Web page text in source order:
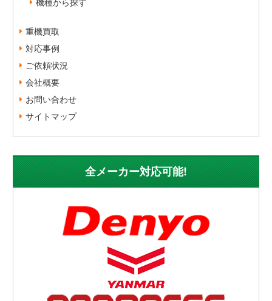
重機買取
対応事例
ご依頼状況
会社概要
お問い合わせ
サイトマップ
全メーカー対応可能!